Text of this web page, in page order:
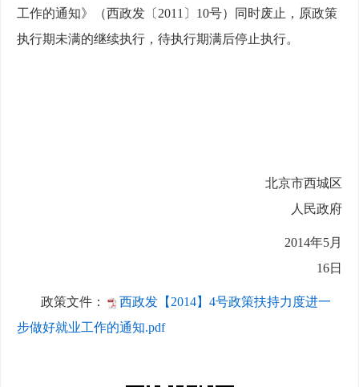
工作的通知》（西政发〔2011〕10号）同时废止，原政策
执行期未满的继续执行，待执行期满后停止执行。
北京市西城区
人民政府
2014年5月
16日
政策文件：
西政发【2014】4号政策扶持力度进一
步做好就业工作的通知.pdf